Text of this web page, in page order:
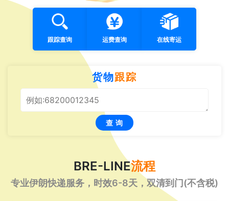
跟踪查询 运费查询 在线寄运
货物跟踪
查 询
BRE-LINE流程
专业伊朗快递服务，时效6-8天，双清到门(不含税)